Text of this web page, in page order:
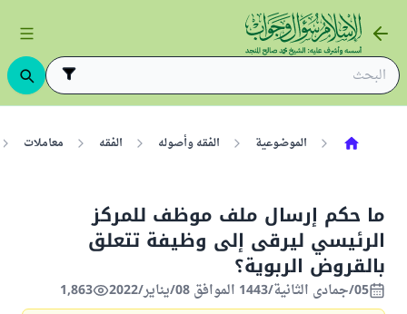
الموضوعية الفقه وأصوله الفقه معاملات
ما حكم إرسال ملف موظف للمركز
الرئيسي ليرقى إلى وظيفة تتعلق
بالقروض الربوية؟
05/جمادى الثانية/1443 الموافق 08/يناير/2022 1,863